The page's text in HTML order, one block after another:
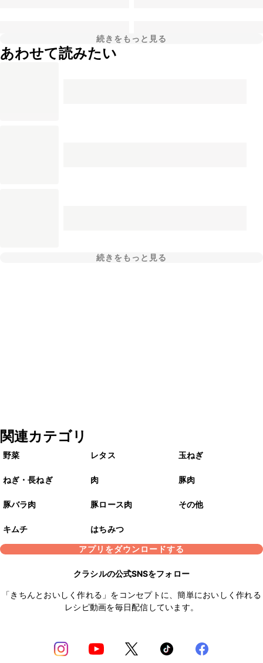
続きをもっと見る
あわせて読みたい
続きをもっと見る
関連カテゴリ
野菜 レタス 玉ねぎ
ねぎ・長ねぎ 肉 豚肉
豚バラ肉 豚ロース肉 その他
キムチ
はちみつ
アプリをダウンロードする
クラシルの公式SNSをフォロー
「きちんとおいしく作れる」をコンセプトに、簡単においしく作れる
レシピ動画を毎日配信しています。